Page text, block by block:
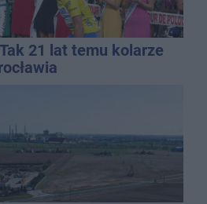
21 lat temu kolarze